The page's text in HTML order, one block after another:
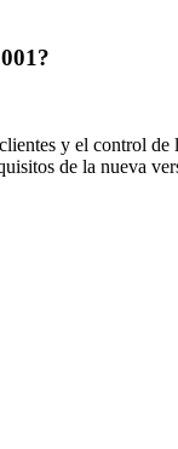
y el control de
de la nueva